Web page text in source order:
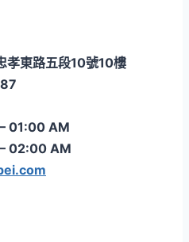
孝東路五段10號10樓
01:00 AM
02:00 AM